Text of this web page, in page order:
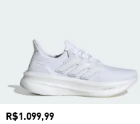
Preço
R$1.099,99